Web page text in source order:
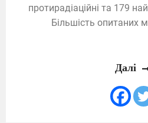
протирадіаційні та 179
Більшість опитаних
Далі